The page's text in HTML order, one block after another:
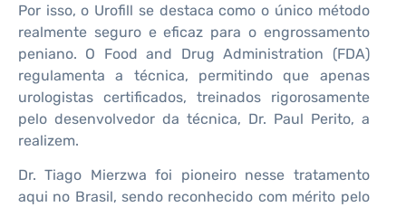
Por isso, o Urofill se destaca como o único método
realmente seguro e eficaz para o engrossamento
peniano. O Food and Drug Administration (FDA)
regulamenta a técnica, permitindo que apenas
urologistas certificados, treinados rigorosamente
pelo desenvolvedor da técnica, Dr. Paul Perito, a
realizem.
Dr. Tiago Mierzwa foi pioneiro nesse tratamento
aqui no Brasil, sendo reconhecido com mérito pelo